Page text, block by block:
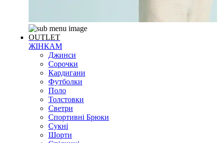
OUTLET
ЖІНКАМ
Джинси
Сорочки
Кардигани
Футболки
Поло
Толстовки
Светри
Спортивні Брюки
Сукні
Шорти